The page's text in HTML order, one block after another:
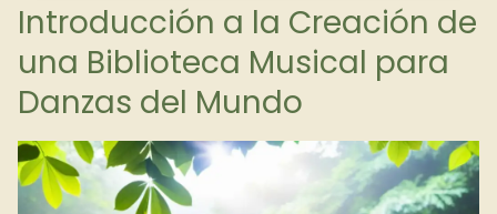
Introducción a la Creación de
una Biblioteca Musical para
Danzas del Mundo